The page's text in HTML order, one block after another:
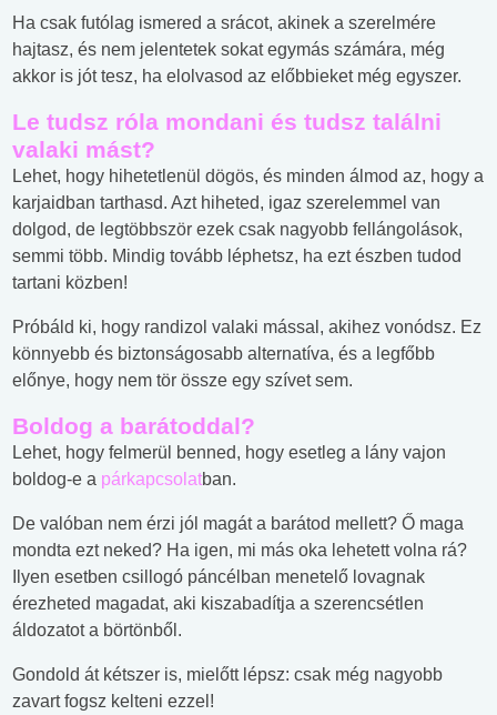
Ha csak futólag ismered a srácot, akinek a szerelmére
hajtasz, és nem jelentetek sokat egymás számára, még
akkor is jót tesz, ha elolvasod az előbbieket még egyszer.
Le tudsz róla mondani és tudsz találni
valaki mást?
Lehet, hogy hihetetlenül dögös, és minden álmod az, hogy a
karjaidban tarthasd. Azt hiheted, igaz szerelemmel van
dolgod, de legtöbbször ezek csak nagyobb fellángolások,
semmi több. Mindig tovább léphetsz, ha ezt észben tudod
tartani közben!
Próbáld ki, hogy randizol valaki mással, akihez vonódsz. Ez
könnyebb és biztonságosabb alternatíva, és a legfőbb
előnye, hogy nem tör össze egy szívet sem.
Boldog a barátoddal?
Lehet, hogy felmerül benned, hogy esetleg a lány vajon
boldog-e a párkapcsolatban.
De valóban nem érzi jól magát a barátod mellett? Ő maga
mondta ezt neked? Ha igen, mi más oka lehetett volna rá?
Ilyen esetben csillogó páncélban menetelő lovagnak
érezheted magadat, aki kiszabadítja a szerencsétlen
áldozatot a börtönből.
Gondold át kétszer is, mielőtt lépsz: csak még nagyobb
zavart fogsz kelteni ezzel!